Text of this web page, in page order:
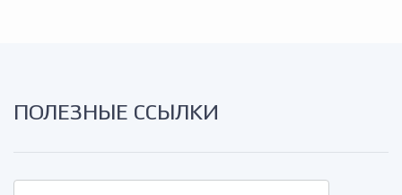
ПОЛЕЗНЫЕ ССЫЛКИ